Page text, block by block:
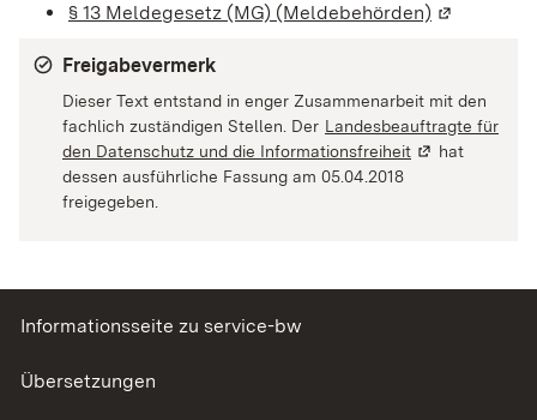
§ 13 Meldegesetz (MG) (Meldebehörden) (Wird in
Freigabevermerk
Dieser Text entstand in enger Zusammenarbeit mit den
fachlich zuständigen Stellen. Der Landesbeauftragte für
den Datenschutz und die Informationsfreiheit (Wird in einem
hat
dessen ausführliche Fassung am 05.04.2018
freigegeben.
Informationsseite zu service-bw
Übersetzungen